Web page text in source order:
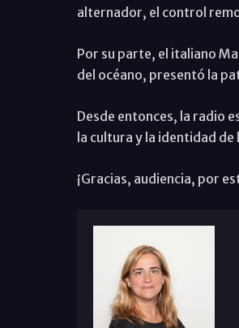
alternador, el control
Por su parte, el italiano
del océano, presentó la
Desde entonces, la radio
la cultura y la identidad de
¡Gracias, audiencia, por